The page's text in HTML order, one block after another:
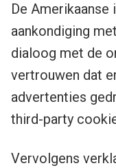
De
aankondiging
dialoog met de
vertrouwen dat
advertenties
third-party
Vervolgens